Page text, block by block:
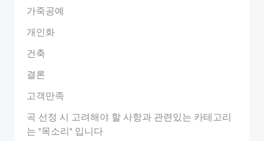
가죽공예
개인화
건축
결론
고객만족
곡 선정 시 고려해야 할 사항과 관련있는 카테고리
는 "목소리" 입니다